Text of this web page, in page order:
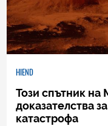
HIEND
Този спътник
доказателства
катастрофа